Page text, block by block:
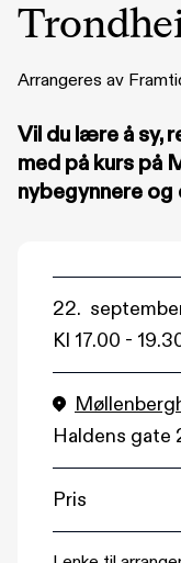
Arrangeres av
Vil du lære å sy,
med på kurs på
nybegynnere
22.
Kl 17.00 -
Haldens gate
Pris